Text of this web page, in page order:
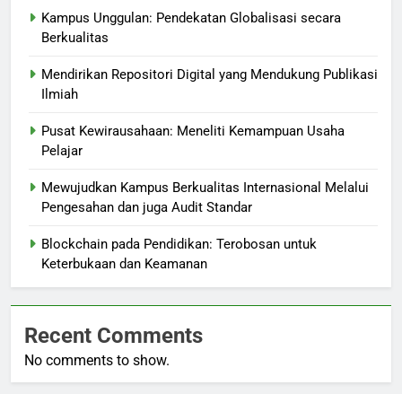
Kampus Unggulan: Pendekatan Globalisasi secara
Berkualitas
Mendirikan Repositori Digital yang Mendukung Publikasi
Ilmiah
Pusat Kewirausahaan: Meneliti Kemampuan Usaha
Pelajar
Mewujudkan Kampus Berkualitas Internasional Melalui
Pengesahan dan juga Audit Standar
Blockchain pada Pendidikan: Terobosan untuk
Keterbukaan dan Keamanan
Recent Comments
No comments to show.